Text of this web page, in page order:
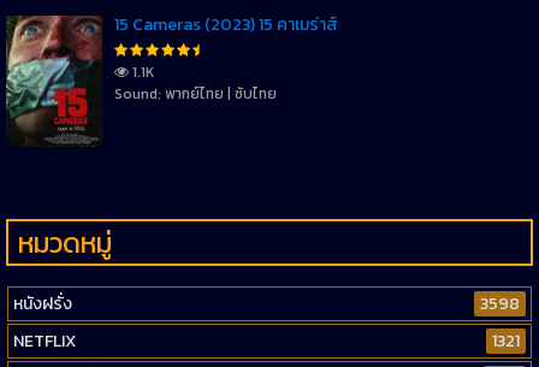
15 Cameras (2023) 15 คาเมร่าส์
1.1K
Sound: พากย์ไทย | ซับไทย
หมวดหมู่
หนังฝรั่ง
3598
NETFLIX
1321